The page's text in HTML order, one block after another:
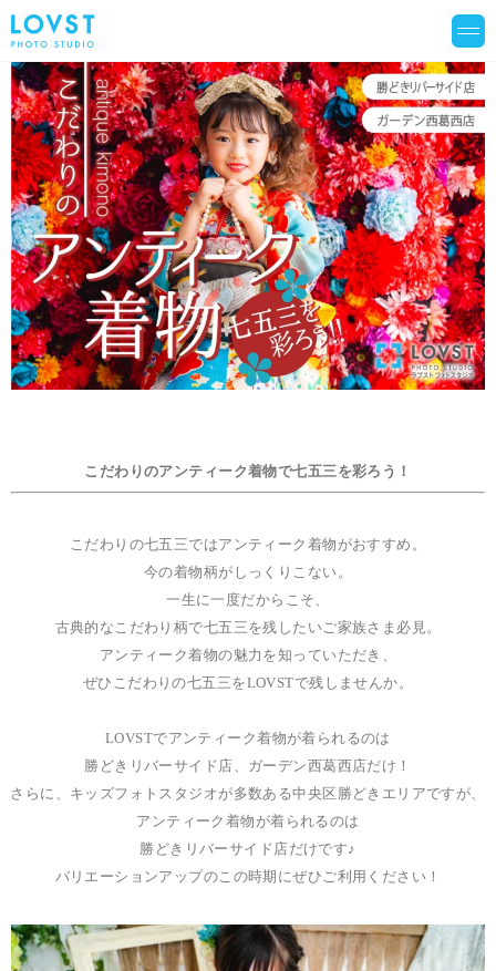
こだわりのアンティーク着物で七五三を彩ろう！
こだわりの七五三ではアンティーク着物がおすすめ。
今の着物柄がしっくりこない。
一生に一度だからこそ、
古典的なこだわり柄で七五三を残したいご家族さま必見。
アンティーク着物の魅力を知っていただき、
ぜひこだわりの七五三をLOVSTで残しませんか。
LOVSTでアンティーク着物が着られるのは
勝どきリバーサイド店、ガーデン西葛西店だけ！
さらに、キッズフォトスタジオが多数ある中央区勝どきエリアですが、
アンティーク着物が着られるのは
勝どきリバーサイド店だけです♪
バリエーションアップのこの時期にぜひご利用ください！